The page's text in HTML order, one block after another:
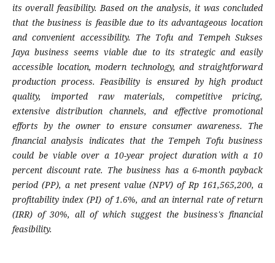
its overall feasibility. Based on the analysis, it was concluded
that the business is feasible due to its advantageous location
and convenient accessibility. The Tofu and Tempeh Sukses
Jaya business seems viable due to its strategic and easily
accessible location, modern technology, and straightforward
production process. Feasibility is ensured by high product
quality, imported raw materials, competitive pricing,
extensive distribution channels, and effective promotional
efforts by the owner to ensure consumer awareness. The
financial analysis indicates that the Tempeh Tofu business
could be viable over a 10-year project duration with a 10
percent discount rate. The business has a 6-month payback
period (PP), a net present value (NPV) of Rp 161,565,200, a
profitability index (PI) of 1.6%, and an internal rate of return
(IRR) of 30%, all of which suggest the business's financial
feasibility.